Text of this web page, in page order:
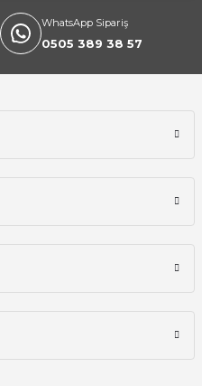
WhatsApp Sipariş
0505 389 38 57